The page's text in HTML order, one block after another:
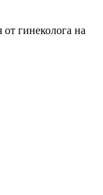
гинеколога на